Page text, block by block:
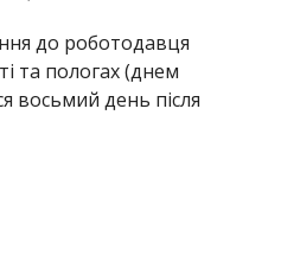
до роботодавця
та пологах (днем
восьмий день після